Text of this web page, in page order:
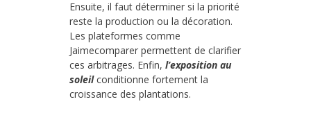
Ensuite, il faut déterminer si la priorité
reste la production ou la décoration.
Les plateformes comme
Jaimecomparer permettent de clarifier
ces arbitrages. Enfin, l’exposition au
soleilconditionne fortement la
croissance des plantations.